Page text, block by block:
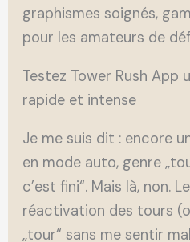
graphismes soignés,
pour les amateurs de
Testez Tower Rush App
rapide et intense
Je me suis dit : encore
en mode auto, genre
c’est fini“. Mais là, non.
réactivation des tours
„tour“ sans me sentir